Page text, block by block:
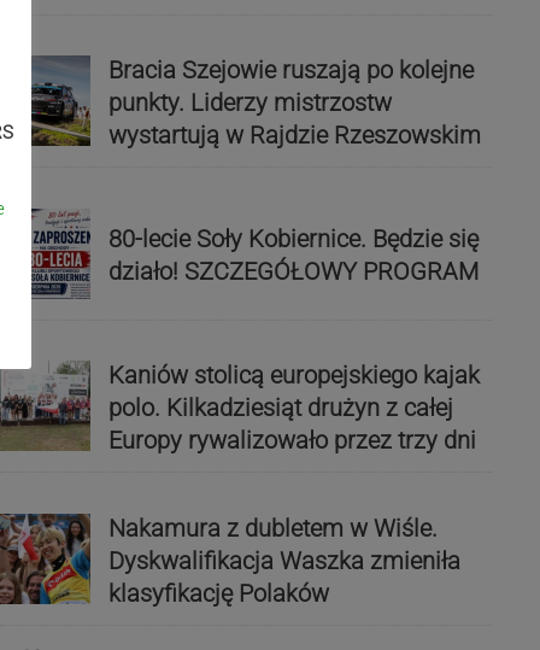
Bracia Szejowie ruszają po kolejne
punkty. Liderzy mistrzostw
wystartują w Rajdzie Rzeszowskim
80-lecie Soły Kobiernice. Będzie się
działo! SZCZEGÓŁOWY PROGRAM
Kaniów stolicą europejskiego kajak
polo. Kilkadziesiąt drużyn z całej
Europy rywalizowało przez trzy dni
Nakamura z dubletem w Wiśle.
Dyskwalifikacja Waszka zmieniła
klasyfikację Polaków